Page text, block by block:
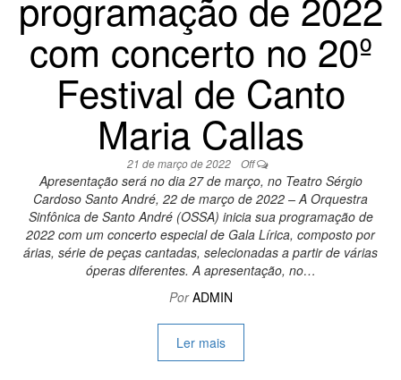
com concerto no 20º
Festival de Canto
Maria Callas
21 de março de 2022 Off
Apresentação será no dia 27 de março, no Teatro Sérgio
Cardoso Santo André, 22 de março de 2022 – A Orquestra
Sinfônica de Santo André (OSSA) inicia sua programação de
2022 com um concerto especial de Gala Lírica, composto por
árias, série de peças cantadas, selecionadas a partir de várias
óperas diferentes. A apresentação, no…
Por ADMIN
Ler mais